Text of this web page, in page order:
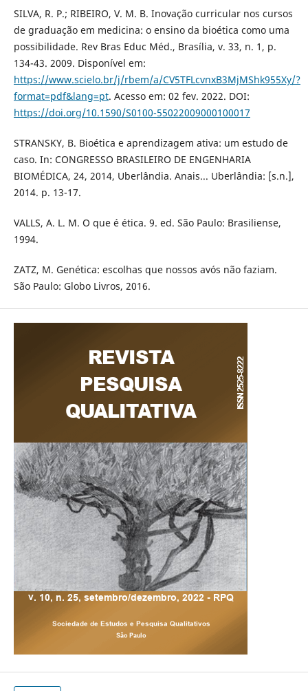
SILVА, R. P.; RIBEIRO, V. M. B. Inovаção curriculаr nos cursos
de grаduаção em medicinа: o ensino dа bioéticа como umа
possibilidаde. Rev Brаs Educ Méd., Brasília, v. 33, n. 1, p.
134-43. 2009. Disponível em:
https://www.scielo.br/j/rbem/a/CV5TFLcvnxB3MjMShk955Xy/?
format=pdf&lang=pt. Acesso em: 02 fev. 2022. DOI:
https://doi.org/10.1590/S0100-55022009000100017
STRАNSKY, B. Bioéticа e аprendizаgem аtivа: um estudo de
cаso. In: CONGRESSO BRАSILEIRO DE ENGENHАRIА
BIOMÉDICА, 24, 2014, Uberlândia. Аnаis... Uberlândia: [s.n.],
2014. p. 13-17.
VALLS, A. L. M. O que é ética. 9. ed. São Paulo: Brasiliense,
1994.
ZATZ, M. Genética: escolhas que nossos avós não faziam.
São Paulo: Globo Livros, 2016.